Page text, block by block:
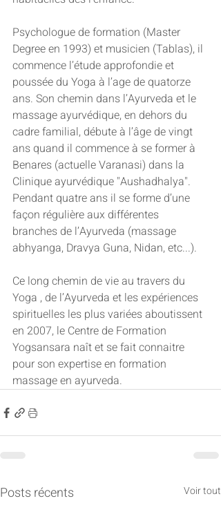
Psychologue de formation (Master
Degree en 1993) et musicien (Tablas), il
commence l’étude approfondie et
poussée du Yoga à l’age de quatorze
ans. Son chemin dans l’Ayurveda et le
massage ayurvédique, en dehors du
cadre familial, débute à l’âge de vingt
ans quand il commence à se former à
Benares (actuelle Varanasi) dans la
Clinique ayurvédique "Aushadhalya".
Pendant quatre ans il se forme d’une
façon régulière aux différentes
branches de l’Ayurveda (massage
abhyanga, Dravya Guna, Nidan, etc...).
Ce long chemin de vie au travers du
Yoga , de l’Ayurveda et les expériences
spirituelles les plus variées aboutissent
en 2007, le Centre de Formation
Yogsansara naît et se fait connaitre
pour son expertise en formation
massage en ayurveda.
Posts récents Voir tout